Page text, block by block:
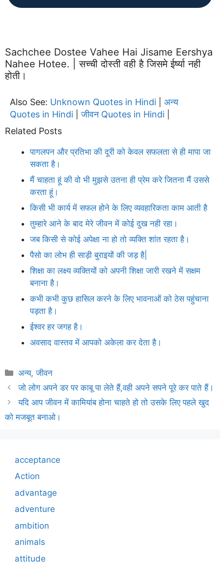
Sachchee Dostee Vahee Hai Jisame Eershya
Nahee Hotee. | सच्ची दोस्ती वही है जिसमे ईर्ष्या नही
होती।
Also See: Unknown Quotes in Hindi
अन्य
Quotes in Hindi |जीवन Quotes in Hindi
Related Posts
पागलपन और प्रतिभा की दूरी को केवल सफलता से ही मापा जा
सकता है।
मैं चाहता हूं की वो भी मुझसे उतना ही प्रेम करे जितना मैं उससे
करता हूं।
किसी भी कार्य में सफल होने के लिए व्यवहारिकता काम आती है
तुम्हारे आने के बाद मेरे जीवन में कोई दुख नही रहा।
जब किसी से कोई अपेक्षा ना हो तो व्यक्ति शांत रहता है।
पैसो का लोभ ही साड़ी बुराइयों की जड़ है|
शिक्षा का लक्ष्य व्यक्तियों को अपनी शिक्षा जारी रखने में सक्षम
बनाना है।
कभी कभी कुछ हासिल करने के लिए भावनाओं को ठेस पहुंचाना
पड़ता है।
ईश्वर हर जगह है।
अवसाद वास्तव में आपको अकेला कर देता है।
Categories
अन्य,जीवन
जो लोग अपने डर पर काबू पा लेते हैं,वही अपने सपने पूरे कर पाते हैं।
यदि आप जीवन में कामियांब होना चाहते हो तो उसके लिए पहले खुद
को मजबूत बनाओ।
acceptance
Action
advantage
adventure
ambition
animals
attitude